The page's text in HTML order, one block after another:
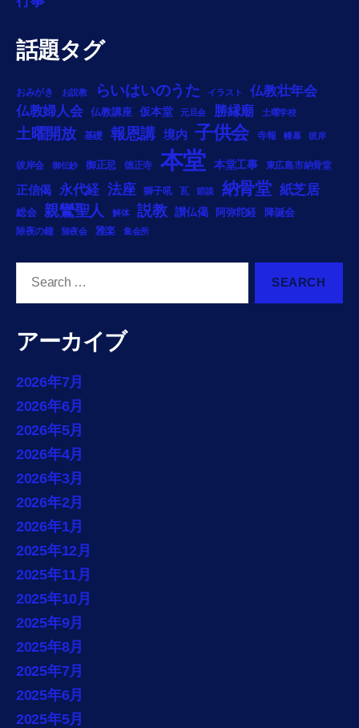
話題タグ
おみがき お説教 らいはいのうた イラスト
仏教壮年会
仏教婦人会
仏教講座 仮本堂 元旦会 勝縁廟 土曜学校
土曜開放 基礎 報恩講 境内 子供会 寺報 幔幕 彼岸
彼岸会 御伝鈔 御正忌 徳正寺 本堂 本堂工事 東広島市納骨堂
正信偈 永代経 法座 獅子吼 瓦 節談 納骨堂 紙芝居
総会 親鸞聖人 解体 説教 讃仏偈 阿弥陀経 降誕会
除夜の鐘 除夜会 雅楽 集会所
アーカイブ
2026年7月
2026年6月
2026年5月
2026年4月
2026年3月
2026年2月
2026年1月
2025年12月
2025年11月
2025年10月
2025年9月
2025年8月
2025年7月
2025年6月
2025年5月